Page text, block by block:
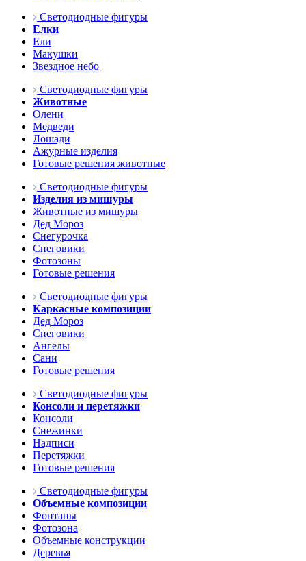
Светодиодные фигуры
Елки
Ели
Макушки
Звездное небо
Светодиодные фигуры
Животные
Олени
Медведи
Лошади
Ажурные изделия
Готовые решения животные
Светодиодные фигуры
Изделия из мишуры
Животные из мишуры
Дед Мороз
Снегурочка
Снеговики
Фотозоны
Готовые решения
Светодиодные фигуры
Каркасные композиции
Дед Мороз
Снеговики
Ангелы
Сани
Готовые решения
Светодиодные фигуры
Консоли и перетяжки
Консоли
Снежинки
Надписи
Перетяжки
Готовые решения
Светодиодные фигуры
Объемные композиции
Фонтаны
Фотозона
Объемные конструкции
Деревья